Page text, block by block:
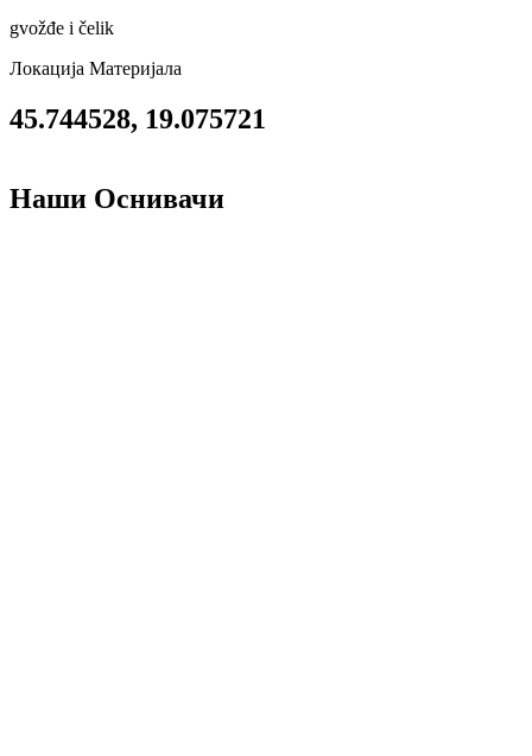
gvožđe i čelik
Локација Материјала
45.744528, 19.075721
Наши Оснивачи